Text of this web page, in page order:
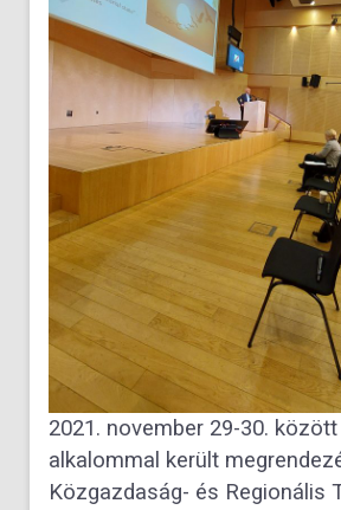
2021. november 29-30.
alkalommal került
Közgazdaság- és Regionális